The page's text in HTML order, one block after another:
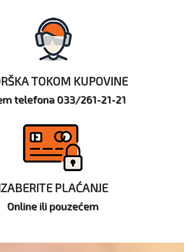
TOKOM KUPOVINE
telefona 033/261-21-21
PLAĆANJE
Online ili pouzećem